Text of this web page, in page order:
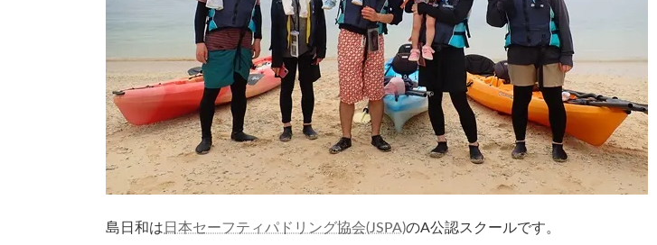
島日和は 日本セーフティパドリング協会(JSPA)のA公認スクールです。